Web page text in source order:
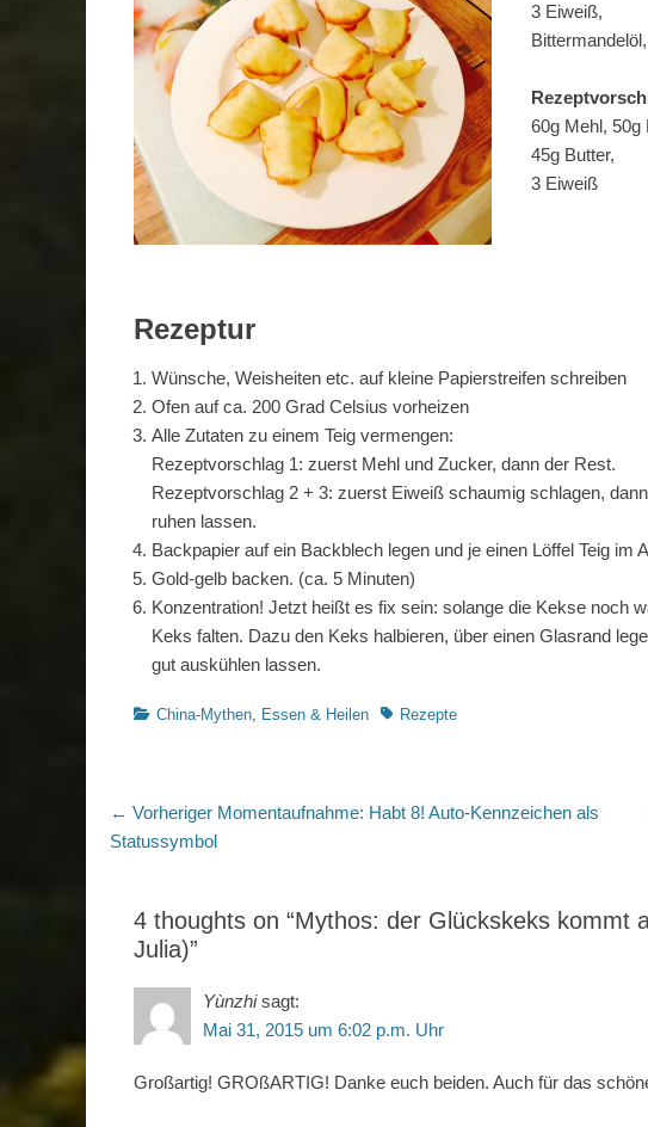
3 Eiweiß,
60g Mehl, 50g
45g Butter,
3 Eiweiß
Rezeptur
Wünsche, Weisheiten etc. auf kleine Papierstreifen schreiben
Ofen auf ca. 200 Grad Celsius vorheizen
Alle Zutaten zu einem Teig vermengen:
Rezeptvorschlag 1: zuerst Mehl und Zucker, dann der Rest.
Rezeptvorschlag 2 + 3: zuerst Eiweiß schaumig schlagen,
ruhen lassen.
Backpapier auf ein Backblech legen und je einen Löffel Teig im
Gold-gelb backen. (ca. 5 Minuten)
Konzentration! Jetzt heißt es fix sein: solange die Kekse noch
Keks falten. Dazu den Keks halbieren, über einen Glasrand
gut auskühlen lassen.
Kategorien
China-Mythen Essen & Heilen Schlagworte
Rezepte
Beitragsnavigation
← Vorheriger Vorheriger
Beitrag:
Momentaufnahme: Habt 8! Auto-Kennzeichen als
Statussymbol
4 thoughts on “Mythos: der Glückskeks kommt
Julia)”
Yùnzhi sagt:
Mai 31, 2015 um 6:02 p.m. Uhr
Großartig! GROßARTIG! Danke euch beiden. Auch für das